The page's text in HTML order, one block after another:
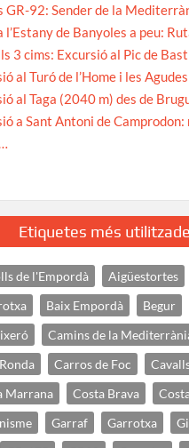
GR-92: Sender de la
l’Estany de Banyoles a peu:
3 cims: Excursió al Pic de
al Turó de l’Home i les
al Taga (2040 m) des de
a Sant Antoni de
Etiquetes més
de l'Empordà Aigüestortes
Baix Empordà Begur
Camins de la
Carros de Foc
Marrana
Costa Brava
Garraf Garrotxa